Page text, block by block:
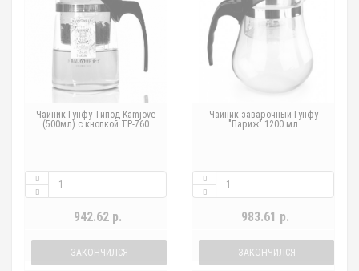
Чайник Гунфу Типод Kamjove
(500мл) с кнопкой TP-760
942.62 р.
ЗАКОНЧИЛСЯ
Чайник заварочный Гунфу
"Париж" 1200 мл
983.61 р.
ЗАКОНЧИЛСЯ